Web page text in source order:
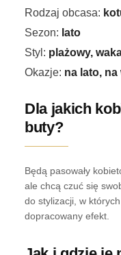
Rodzaj obcasa:
Sezon: lato
Styl: plażowy,
Okazje: na lato,
Dla jakich
buty?
Będą pasowały
ale chcą czuć się
do stylizacji, w
dopracowany efekt.